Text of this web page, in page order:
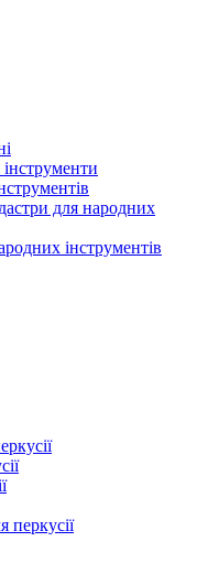
для народних
інструментів
перкусії